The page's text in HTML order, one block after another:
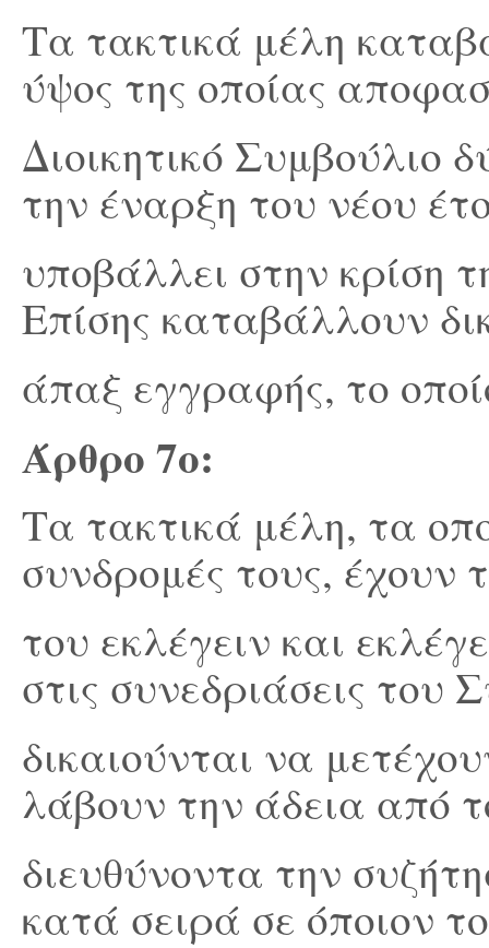
Τα τακτικά μέλη
ύψος της οποίας
Διοικητικό Συμβούλιο
την έναρξη του νέου
υποβάλλει στην κρίση
Επίσης καταβάλλουν
άπαξ εγγραφής, το
Άρθρο 7ο:
Τα τακτικά μέλη, τα
συνδρομές τους, έχουν
του εκλέγειν και
στις συνεδριάσεις του
δικαιούνται να
λάβουν την άδεια από
διευθύνοντα την
κατά σειρά σε όποιον